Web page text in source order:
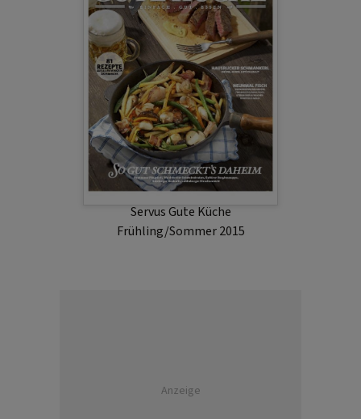
Servus Gute Küche
Frühling/Sommer 2015
Anzeige